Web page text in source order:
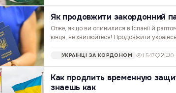
Як продовжити закордонний
Отже, якщо ви опинилися в Іспанії й
кінця, не хвилюйтеся! Продовжити
УКРАЇНЦІ ЗА КОРДОНОМ 1 547 2 0·
Как продлить временную
знаешь как